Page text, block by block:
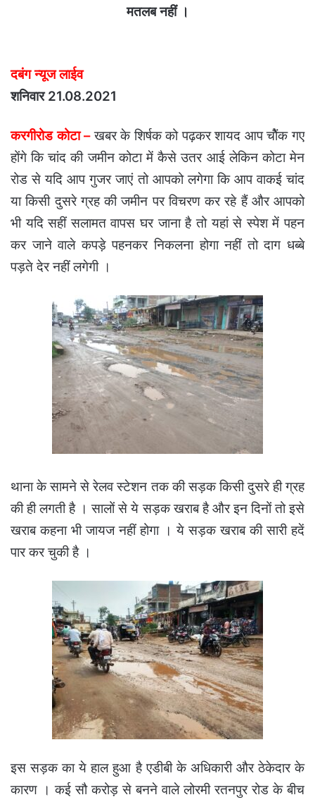
मतलब नहीं ।
दबंग न्यूज लाईव
शनिवार 21.08.2021
करगीरोड कोटा –खबर के शिर्षक को पढ़कर शायद आप चोैंक गए
होंगे कि चांद की जमीन कोटा में कैसे उतर आई लेकिन कोटा मेन
रोड से यदि आप गुजर जाएं तो आपको लगेगा कि आप वाकई चांद
या किसी दुसरे ग्रह की जमीन पर विचरण कर रहे हैं और आपको
भी यदि सहीं सलामत वापस घर जाना है तो यहां से स्पेश में पहन
कर जाने वाले कपड़े पहनकर निकलना होगा नहीं तो दाग धब्बे
पड़ते देर नहीं लगेगी ।
थाना के सामने से रेलव स्टेशन तक की सड़क किसी दुसरे ही ग्रह
की ही लगती है । सालों से ये सड़क खराब है और इन दिनों तो इसे
खराब कहना भी जायज नहीं होगा । ये सड़क खराब की सारी हदें
पार कर चुकी है ।
इस सड़क का ये हाल हुआ है एडीबी के अधिकारी और ठेकेदार के
कारण । कई सौ करोड़ से बनने वाले लोरमी रतनपुर रोड के बीच